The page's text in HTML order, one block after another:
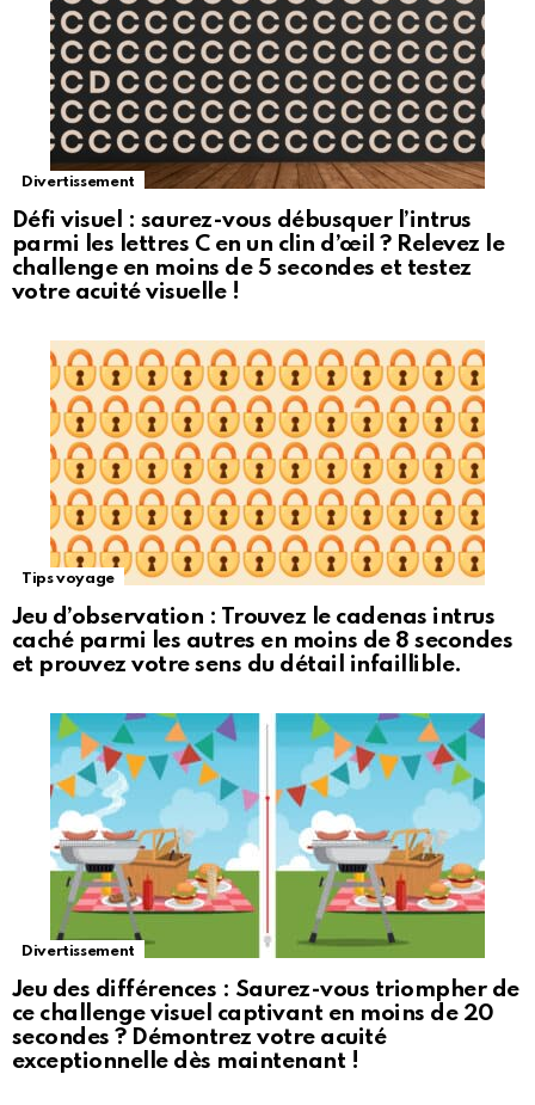
Divertissement
Défi visuel : saurez-vous débusquer l’intrus
parmi les lettres C en un clin d’œil ? Relevez le
challenge en moins de 5 secondes et testez
votre acuité visuelle !
Tips voyage
Jeu d’observation : Trouvez le cadenas intrus
caché parmi les autres en moins de 8 secondes
et prouvez votre sens du détail infaillible.
Divertissement
Jeu des différences : Saurez-vous triompher de
ce challenge visuel captivant en moins de 20
secondes ? Démontrez votre acuité
exceptionnelle dès maintenant !